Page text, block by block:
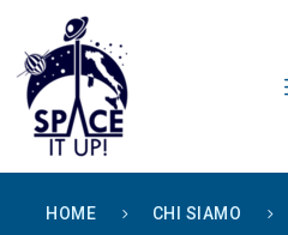
HOME CHI SIAMO